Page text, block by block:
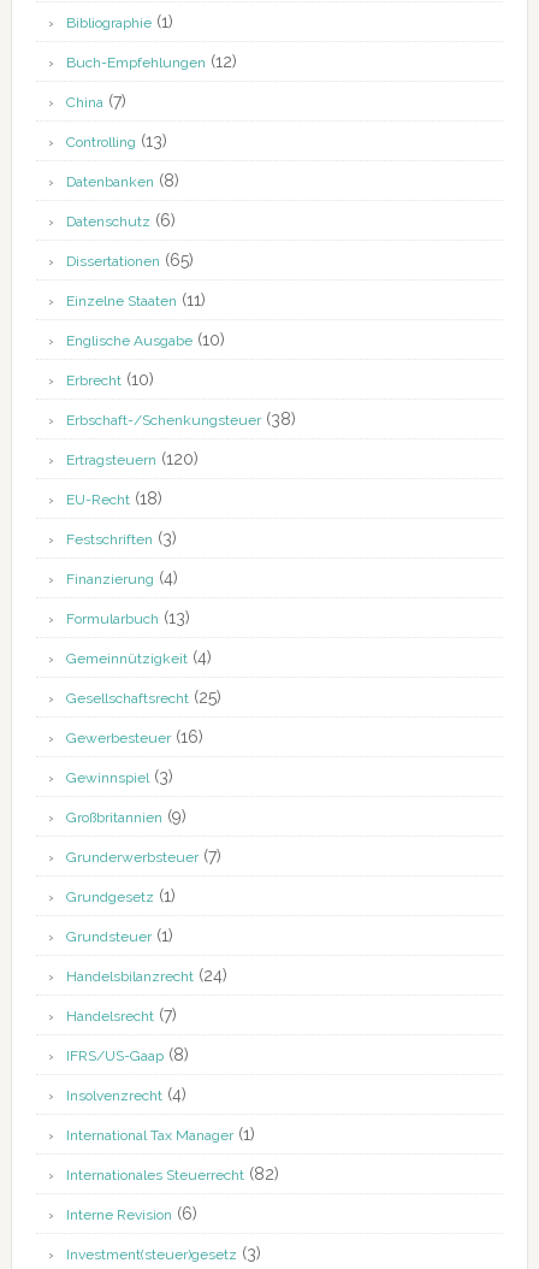
Bibliographie(1)
Buch-Empfehlungen (12)
China(7)
Controlling (13)
Datenbanken (8)
Datenschutz (6)
Dissertationen (65)
Einzelne Staaten (11)
Englische Ausgabe(10)
Erbrecht(10)
Erbschaft-/Schenkungsteuer(38)
Ertragsteuern (120)
EU-Recht(18)
Festschriften (3)
Finanzierung (4)
Formularbuch (13)
Gemeinnützigkeit(4)
Gesellschaftsrecht(25)
Gewerbesteuer(16)
Gewinnspiel(3)
Großbritannien (9)
Grunderwerbsteuer(7)
Grundgesetz (1)
Grundsteuer(1)
Handelsbilanzrecht(24)
Handelsrecht(7)
IFRS/US-Gaap(8)
Insolvenzrecht(4)
International Tax Manager(1)
Internationales Steuerrecht(82)
Interne Revision (6)
Investment(steuer)gesetz (3)